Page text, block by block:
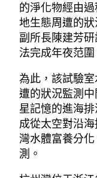
的淨化物經由
地生態周遭的
副所長陳建芳
法完成年夜范圍
為此，該試驗
遭的狀況監測
星記憶的進海
成從太空對沿
灣水體富養分
測。